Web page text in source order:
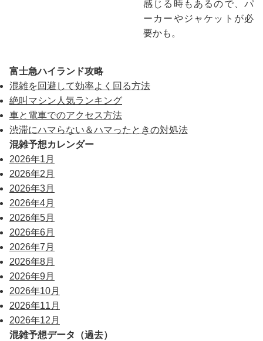
感じる時もあるので、パ
ーカーやジャケットが必
要かも。
富士急ハイランド攻略
混雑を回避して効率よく回る方法
絶叫マシン人気ランキング
車と電車でのアクセス方法
渋滞にハマらない＆ハマったときの対処法
混雑予想カレンダー
2026年1月
2026年2月
2026年3月
2026年4月
2026年5月
2026年6月
2026年7月
2026年8月
2026年9月
2026年10月
2026年11月
2026年12月
混雑予想データ（過去）